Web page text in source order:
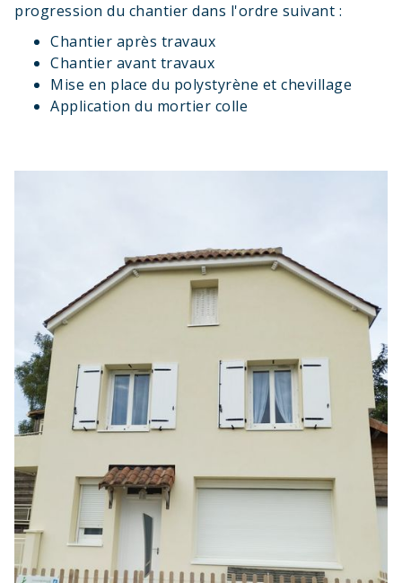
progression du chantier dans l'ordre suivant :
Chantier après travaux
Chantier avant travaux
Mise en place du polystyrène et chevillage
Application du mortier colle